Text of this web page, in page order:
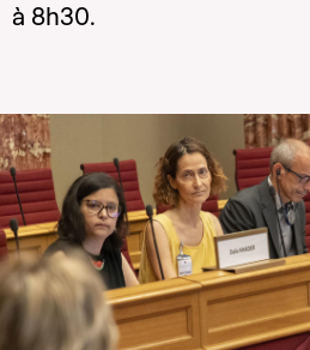
à 8h30.